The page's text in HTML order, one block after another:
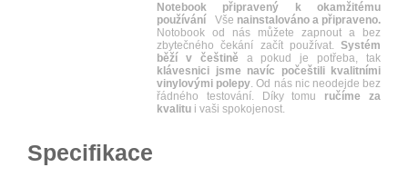
Notebook připravený k okamžitému
používání Vše nainstalováno a připraveno.
Notobook od nás můžete zapnout a bez
zbytečného čekání začít používat. Systém
běží v češtině a pokud je potřeba, tak
klávesnici jsme navíc počeštili kvalitními
vinylovými polepy. Od nás nic neodejde bez
řádného testování. Díky tomu ručíme za
kvalitu i vaši spokojenost.
Specifikace